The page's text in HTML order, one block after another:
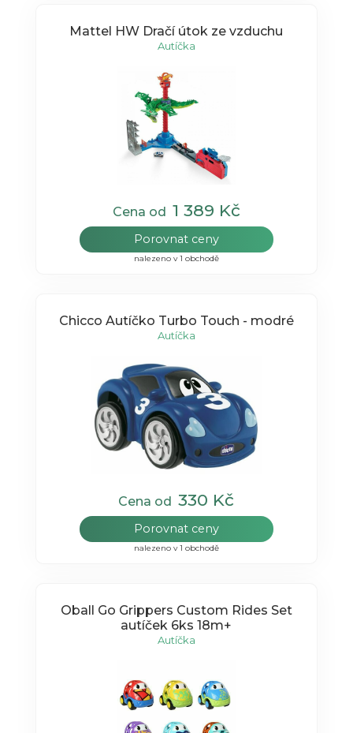
Mattel HW Dračí útok ze vzduchu
Autíčka
Cena od 1 389 Kč
Porovnat ceny
nalezeno v 1 obchodě
Chicco Autíčko Turbo Touch - modré
Autíčka
Cena od330 Kč
Porovnat ceny
nalezeno v 1 obchodě
Oball Go Grippers Custom Rides Set
autíček 6ks 18m+
Autíčka